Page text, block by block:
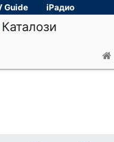
Guide iРадио
Каталози